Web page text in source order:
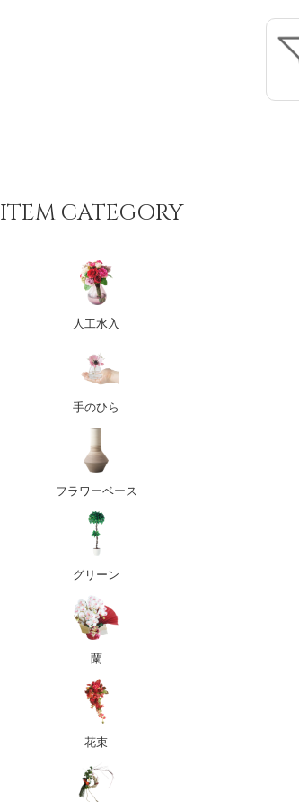
ITEM CATEGORY
人工水入
手のひら
フラワーベース
グリーン
蘭
花束